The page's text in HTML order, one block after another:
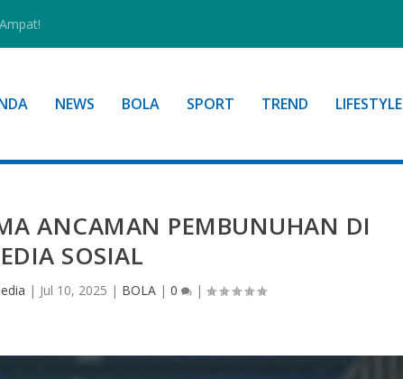
NEWS BOLA SPORT TREND LIFESTYLE
ANCAMAN PEMBUNUHAN DI
SOSIAL
| Jul 10, 2025 | BOLA| 0 |